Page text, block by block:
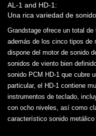
AL-1 and HD-1:
Una rica variedad de
Grandstage ofrece un total
además de los cinco tipos de
dispone del motor de sonido
sonidos de viento bien
sonido PCM HD-1 que cubre
particular, el HD-1 contiene
instrumentos de teclado,
con ocho niveles, así como
característico sonido metálico